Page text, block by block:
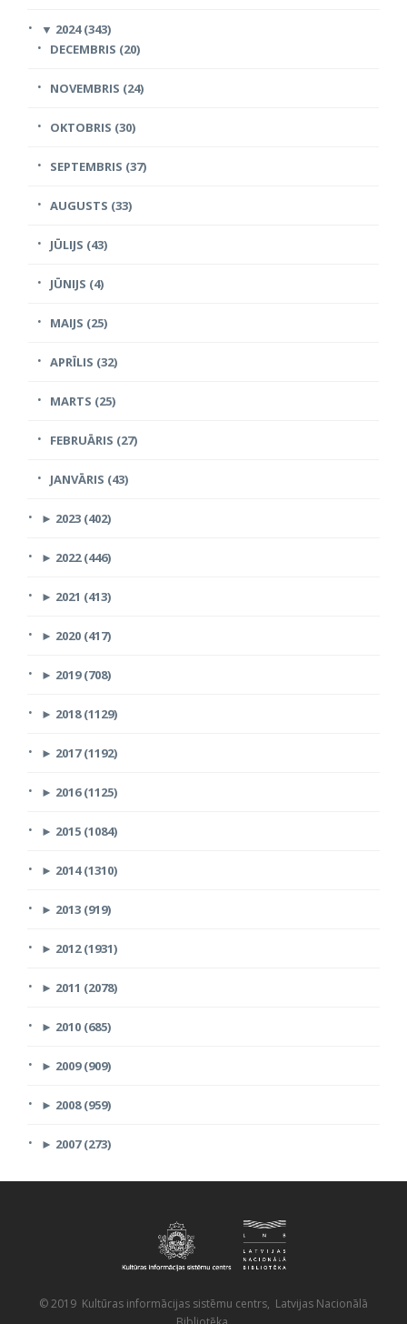
▼ 2024 (343)
DECEMBRIS (20)
NOVEMBRIS (24)
OKTOBRIS (30)
SEPTEMBRIS (37)
AUGUSTS (33)
JŪLIJS (43)
JŪNIJS (4)
MAIJS (25)
APRĪLIS (32)
MARTS (25)
FEBRUĀRIS (27)
JANVĀRIS (43)
► 2023 (402)
► 2022 (446)
► 2021 (413)
► 2020 (417)
► 2019 (708)
► 2018 (1129)
► 2017 (1192)
► 2016 (1125)
► 2015 (1084)
► 2014 (1310)
► 2013 (919)
► 2012 (1931)
► 2011 (2078)
► 2010 (685)
► 2009 (909)
► 2008 (959)
► 2007 (273)
© 2019 Kultūras informācijas sistēmu centrs, Latvijas Nacionālā